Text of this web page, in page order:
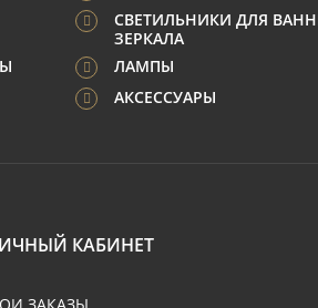
СВЕТИЛЬНИКИ ДЛЯ
ЗЕРКАЛА
ЛАМПЫ
АКСЕССУАРЫ
КАБИНЕТ